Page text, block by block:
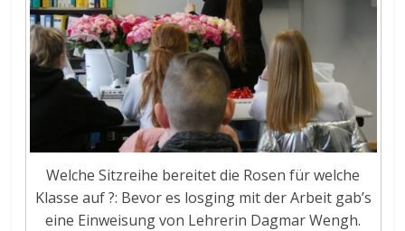
Welche Sitzreihe bereitet die Rosen für welche
Klasse auf ?: Bevor es losging mit der Arbeit gab’s
eine Einweisung von Lehrerin Dagmar Wengh.